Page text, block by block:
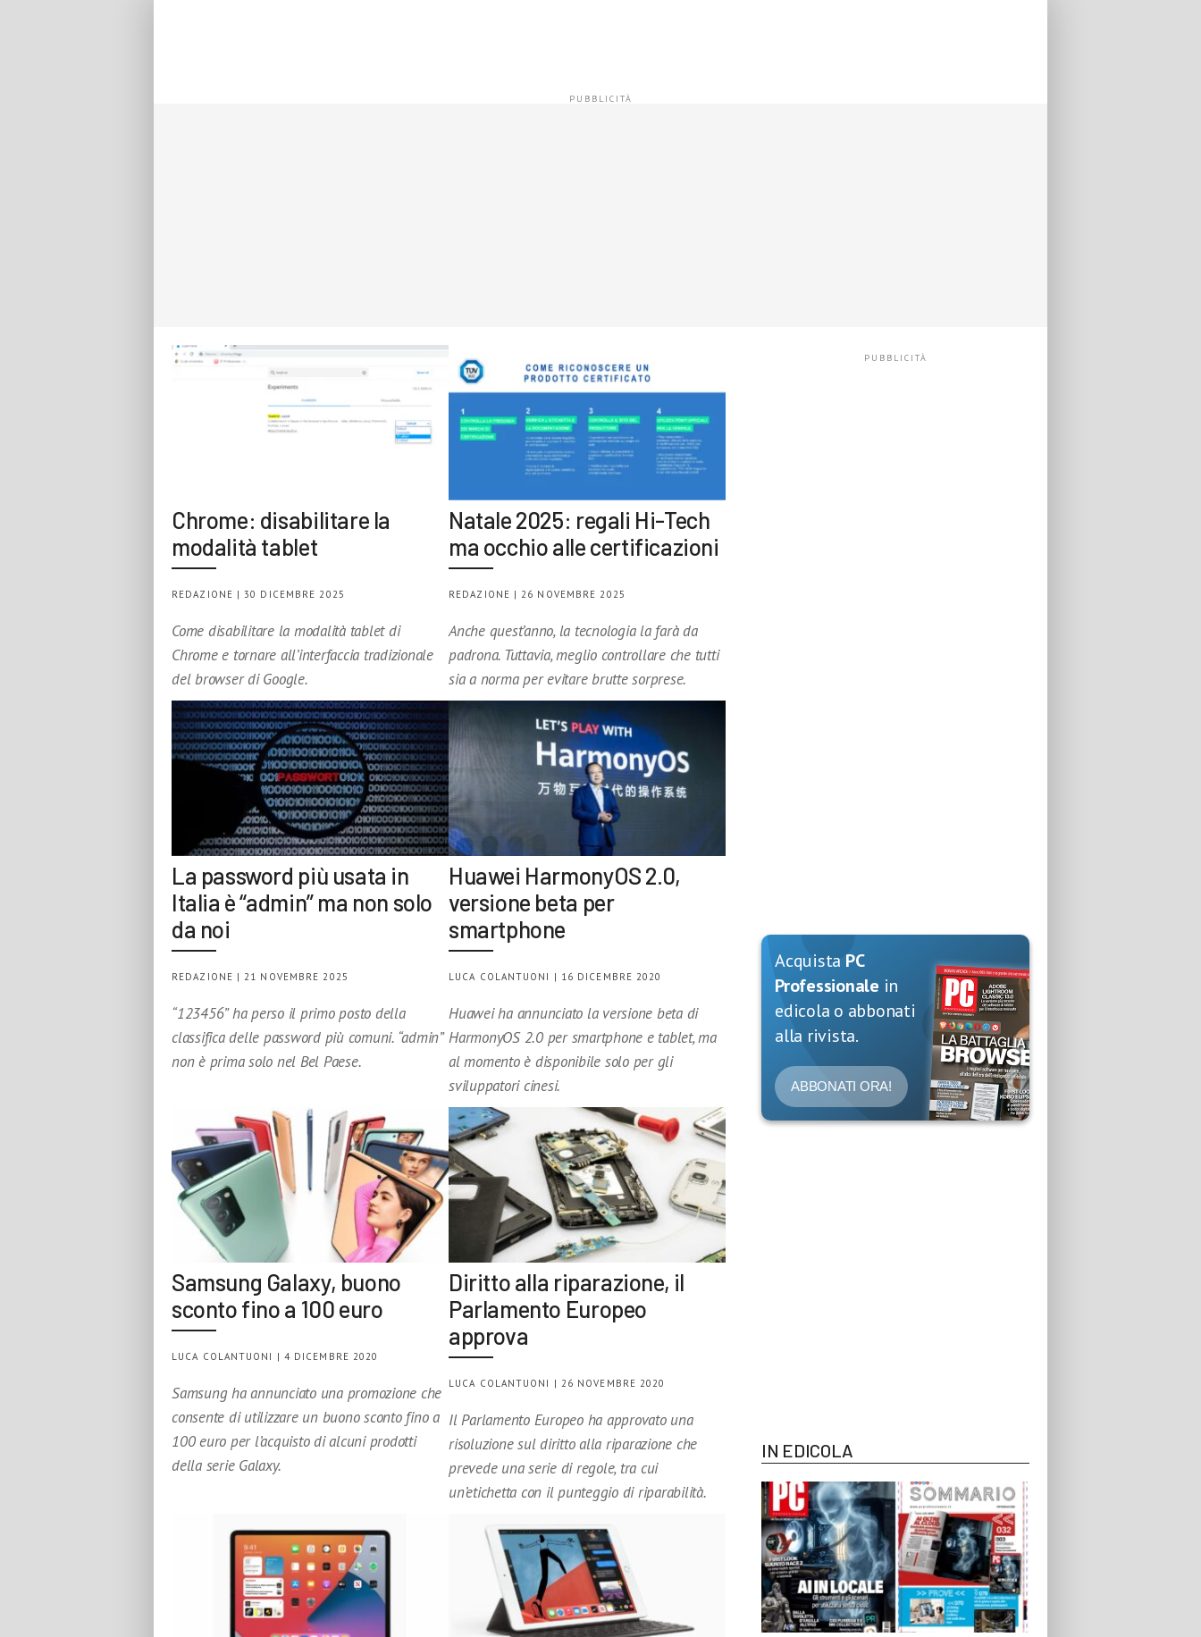
Chrome: disabilitare la
modalità tablet
REDAZIONE | 30 DICEMBRE 2025
Come disabilitare la modalità tablet di
Chrome e tornare all’interfaccia tradizionale
del browser di Google.
Natale 2025: regali Hi-Tech
ma occhio alle certificazioni
REDAZIONE | 26 NOVEMBRE 2025
Anche quest’anno, la tecnologia la farà da
padrona. Tuttavia, meglio controllare che tutti
sia a norma per evitare brutte sorprese.
La password più usata in
Italia è “admin” ma non solo
da noi
REDAZIONE | 21 NOVEMBRE 2025
“123456” ha perso il primo posto della
classifica delle password più comuni. “admin”
non è prima solo nel Bel Paese.
Huawei HarmonyOS 2.0,
versione beta per
smartphone
LUCA COLANTUONI | 16 DICEMBRE 2020
Huawei ha annunciato la versione beta di
HarmonyOS 2.0 per smartphone e tablet, ma
al momento è disponibile solo per gli
sviluppatori cinesi.
Samsung Galaxy, buono
sconto fino a 100 euro
LUCA COLANTUONI | 4 DICEMBRE 2020
Samsung ha annunciato una promozione che
consente di utilizzare un buono sconto fino a
100 euro per l’acquisto di alcuni prodotti
della serie Galaxy.
Diritto alla riparazione, il
Parlamento Europeo
approva
LUCA COLANTUONI | 26 NOVEMBRE 2020
Il Parlamento Europeo ha approvato una
risoluzione sul diritto alla riparazione che
prevede una serie di regole, tra cui
un’etichetta con il punteggio di riparabilità.
Acquista PC
Professionale in
edicola o abbonati
alla rivista.
ABBONATI ORA!
IN EDICOLA